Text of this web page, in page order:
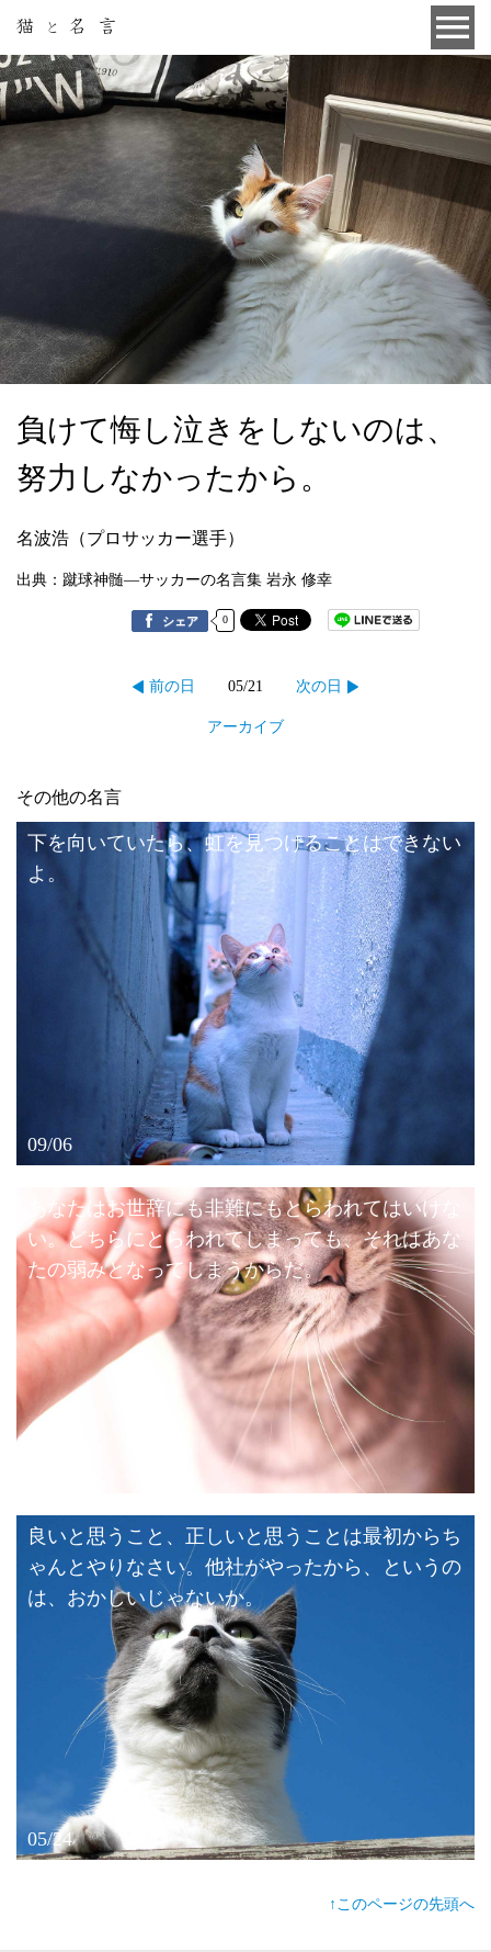
負けて悔し泣きをしないのは、
努力しなかったから。
名波浩（プロサッカー選手）
出典：蹴球神髄―サッカーの名言集 岩永 修幸
シェア 0
前の日 05/21 次の日
アーカイブ
その他の名言
下を向いていたら、虹を見つけることはできない
よ。
09/06
あなたはお世辞にも非難にもとらわれてはいけな
い。どちらにとらわれてしまっても、それはあな
たの弱みとなってしまうからだ。
良いと思うこと、正しいと思うことは最初からち
ゃんとやりなさい。他社がやったから、というの
は、おかしいじゃないか。
05/24
↑このページの先頭へ